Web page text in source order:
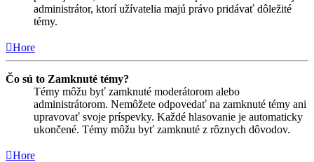
administrátor, ktorí užívatelia majú právo pridávať dôležité
témy.
Hore
Čo sú to Zamknuté témy?
Témy môžu byť zamknuté moderátorom alebo
administrátorom. Nemôžete odpovedať na zamknuté témy ani
upravovať svoje príspevky. Každé hlasovanie je automaticky
ukončené. Témy môžu byť zamknuté z rôznych dôvodov.
Hore